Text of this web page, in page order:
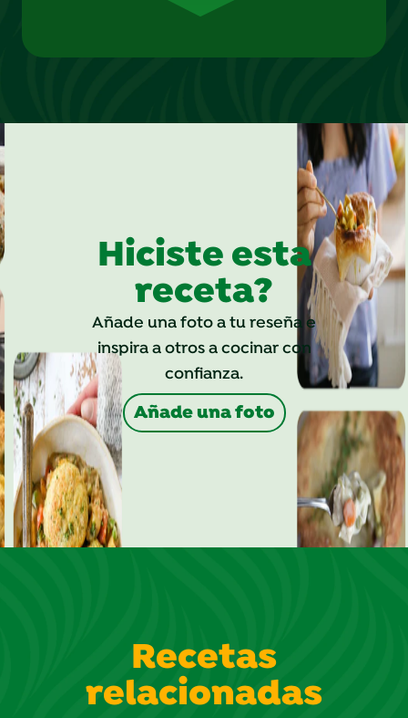
Hiciste esta
receta?
Añade una foto a tu reseña e
inspira a otros a cocinar con
confianza.
Añade una foto
Recetas
relacionadas